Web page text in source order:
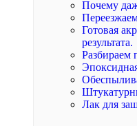
Почему
Готовая
результата.
Разбираем
Лак для